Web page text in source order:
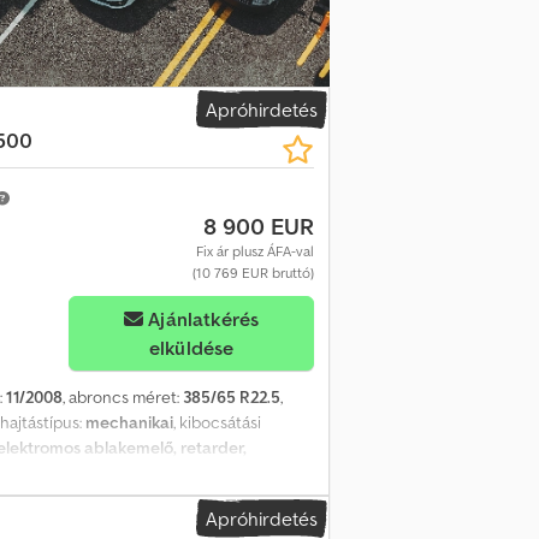
szolgáltatásokat / mi intézzük a
világszerte Nagy raktárkészlet új és
el hozzánk, hogy megtekintse teljes
000 m² raktárral és teljesen felszerelt
Apróhirdetés
8 900 EUR
Fix ár plusz ÁFA-val
(10 769 EUR bruttó)
Ajánlatkérés
elküldése
11/2008, abroncs méret: 385/65 R22.5,
, hajtástípus: mechanikai , kibocsátási
ablakemelő, retarder,
billa szerkezet - Motorfék -
E Aoiekr Fékek: tárcsafékek Első
bal oldalon: 5 mm; gumiabroncs
Apróhirdetés